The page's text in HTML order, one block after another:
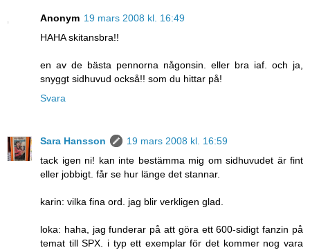
Anonym 19 mars 2008 kl. 16:49
HAHA skitansbra!!
en av de bästa pennorna någonsin. eller bra iaf. och ja,
snyggt sidhuvud också!! som du hittar på!
Svara
Sara Hansson
19 mars 2008 kl. 16:59
tack igen ni! kan inte bestämma mig om sidhuvudet är fint
eller jobbigt. får se hur länge det stannar.
karin: vilka fina ord. jag blir verkligen glad.
loka: haha, jag funderar på att göra ett 600-sidigt fanzin på
temat till SPX. i typ ett exemplar för det kommer nog vara